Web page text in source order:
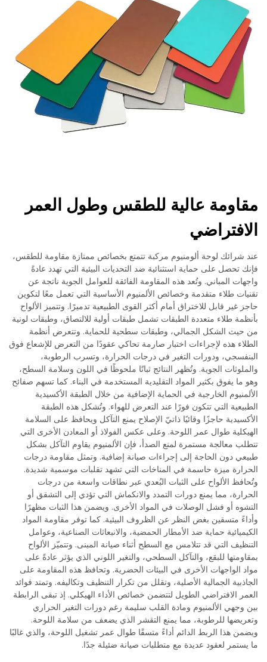
مقاومة عالية للطقس وطول العمر
الافتراضي
عند شرائك لوحة ألومنيوم مركبة تتمتع بخصائص ممتازة مقاومة للطقس،
فإنك تحصل على حماية استثنائية ضد التحديات البيئية التي تهدد عادةً
واجهات المباني. وتُعد هذه المقاومة الفائقة للعوامل الجوية ناتجة عن
تقنيات طلاء متقدمة وخصائص الألمنيوم الأساسية التي تعمل معًا لتكوين
حاجز غير قابل للاختراق أمام أكثر القوى الطبيعية تدميرًا. وتتميز الألواح
بأنظمة طلاء متعددة الطبقات تشمل طبقات أولية للالتصاق، وطبقات لونية
من حيث الشكل الجمالي، وطبقات سطحية للحماية. وتتعرض أنظمة
الطلاء هذه لإجراءات اختبار صارمة تحاكي عقودًا من التعرض للإشعاع فوق
البنفسجي، ودورات التغير في درجات الحرارة، وتسرب الرطوبة،
والملوثات الجوية. وتُظهر النتائج ثباتًا ملحوظًا في اللون وسلامة السطح،
وهو ما يفوق بكثير المواد التقليدية المستخدمة في البناء. كما تسهم صفائح
الألمنيوم الخارجية في الحماية الإضافية من خلال الطبقة الأكسيدية
الطبيعية التي تتكون فورًا عند التعرض للهواء. وتُشكل هذه الطبقة
الأكسيدية حاجزًا وقائيًا ذاتيّ الإصلاح يمنع التآكل ويحافظ على السلامة
الهيكلية طوال عمر اللوحة. وعلى عكس الفولاذ أو المعادن الأخرى التي
تتطلب معالجة مستمرة لمنع الصدأ، فإن الألمنيوم يقاوم التآكل بشكل
طبيعي دون الحاجة إلى إجراءات صيانة إضافية. وتمثل مقاومة درجات
الحرارة ميزة حاسمة في المناخات التي تشهد تقلبات موسمية شديدة.
وتُحافظ الألواح على الثبات البُعدي عبر نطاقات واسعة من درجات
الحرارة، مما يمنع دورات التمدد والانكماش التي تؤدي إلى التشقق أو
التشوه أو فشل الوصلات في المواد الأخرى. ويضمن هذا الثبات مظهرًا
وأداءً متسقين بغض النظر عن الظروف البيئية. كما توفر مقاومة المواد
الكيميائية حماية ضد الأمطار الحمضية، والانبعاثات الصناعية، وعوامل
التنظيف التي قد تتلامس مع السطح أثناء صيانة المبنى. وتتميّز الألواح
بمقاومتها للبقع، والتآكل السطحي، والتغير اللوني الذي يؤثر عادةً على
مواد الواجهات الأخرى في البيئات الحضرية. وتحافظ هذه المقاومة على
الجاذبية الجمالية الأصلية، وتقلل من تكرار التنظيف وتكاليفه. وتمتد فوائد
العمر الافتراضي الطويل لتتضمن خصائص الأداء الهيكلي. إذ تبقى الرابطة
بين وجهي الألمنيوم ومادة القلب سليمة رغم دورات التغير الحراري
وتعريضها للرطوبة، مما يمنع التقشر الذي يضعف من سلامة اللوحة.
ويضمن هذا الربط الدائم أداءً متسقًا طوال عمر تشغيل اللوحة، والذي غالبًا
ما يستمر لعقود عديدة مع متطلبات صيانة ضئيلة جدًا.